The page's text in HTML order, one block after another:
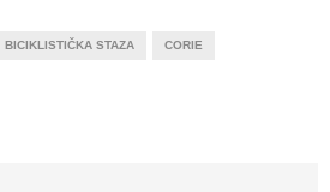
BICIKLISTIČKA STAZA CORIE